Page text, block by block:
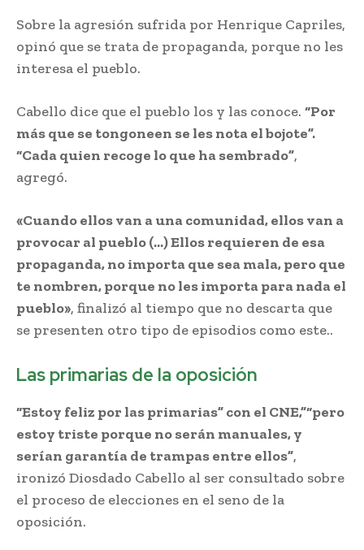
Sobre la agresión sufrida por Henrique Capriles,
opinó que se trata de propaganda, porque no les
interesa el pueblo.
Cabello dice que el pueblo los y las conoce. “Por
más que se tongoneen se les nota el bojote”.
“Cada quien recoge lo que ha sembrado”,
agregó.
«Cuando ellos van a una comunidad, ellos van a
provocar al pueblo (…) Ellos requieren de esa
propaganda, no importa que sea mala, pero que
te nombren, porque no les importa para nada el
pueblo», finalizó al tiempo que no descarta que
se presenten otro tipo de episodios como este..
Las primarias de la oposición
“Estoy feliz por las primarias” con el CNE,”“pero
estoy triste porque no serán manuales, y
serían garantía de trampas entre ellos”,
ironizó Diosdado Cabello al ser consultado sobre
el proceso de elecciones en el seno de la
oposición.